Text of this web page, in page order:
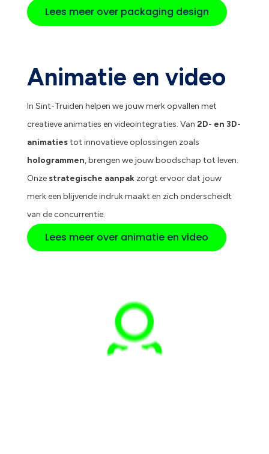
Lees meer over packaging design
Animatie en video
In Sint-Truiden helpen we jouw merk opvallen met
creatieve animaties en videointegraties. Van 2D- en 3D-
animatiestot innovatieve oplossingen zoals
hologrammen, brengen we jouw boodschap tot leven.
Onzestrategische aanpakzorgt ervoor dat jouw
merk een blijvende indruk maakt en zich onderscheidt
van de concurrentie.
Lees meer over animatie en video